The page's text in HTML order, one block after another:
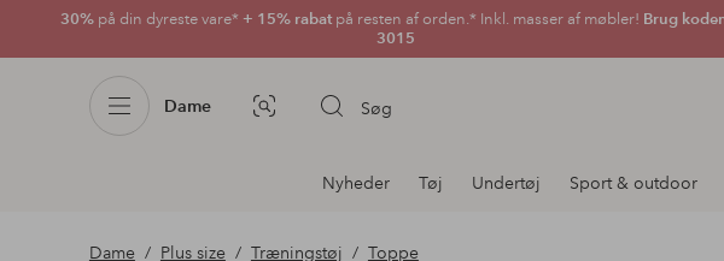
30% på din dyreste vare* + 15% rabatpå resten af orden.* Inkl. masser af møbler! Brug
3015
Dame Billedsøgning Søg
Afdelningsnavigation
Nyheder Tøj Undertøj Sport & outdoor
Dame Plus size Træningstøj Toppe